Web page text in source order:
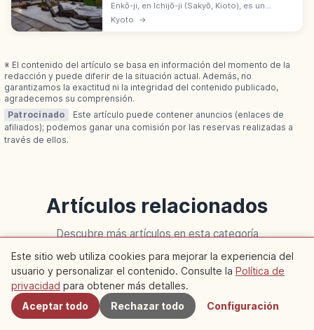
Enkō-ji, en Ichijō-ji (Sakyō, Kioto), es un
templo de la escuela Rinzai Nanzen-ji fundado
por Tokugawa Ieyasu en 1601 como
Kyoto →
※ El contenido del artículo se basa en información del momento de la
redacción y puede diferir de la situación actual. Además, no
garantizamos la exactitud ni la integridad del contenido publicado,
agradecemos su comprensión.
Patrocinado
Este artículo puede contener anuncios (enlaces de
afiliados); podemos ganar una comisión por las reservas realizadas a
través de ellos.
Artículos relacionados
Descubre más artículos en esta categoría
Kyoto Kyoto
Cercanos
Este sitio web utiliza cookies para mejorar la experiencia del
usuario y personalizar el contenido. Consulte la Política de
privacidad para obtener más detalles.
Aceptar todo
Rechazar todo Configuración